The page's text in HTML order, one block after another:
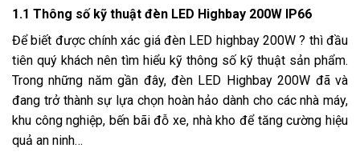
1.1 Thông số kỹ thuật đèn LED Highbay 200W IP66
Để biết được chính xác giá đèn LED highbay 200W ? thì đầu
tiên quý khách nên tìm hiểu kỹ thông số kỹ thuật sản phẩm.
Trong những năm gần đây, đèn LED Highbay 200W đã và
đang trở thành sự lựa chọn hoàn hảo dành cho các nhà máy,
khu công nghiệp, bến bãi đỗ xe, nhà kho để tăng cường hiệu
quả an ninh…